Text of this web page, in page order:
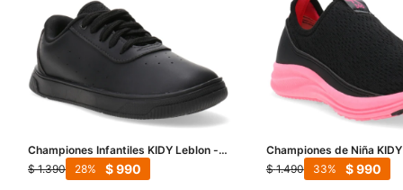
Championes Infantiles KIDY Leblon -
Negro
$ 1.390 $990
28
Championes de Niña
acordonar con suela de
- Rosado
$ 1.490 $990
33